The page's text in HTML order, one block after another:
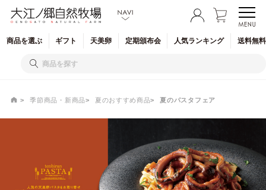
商品を選ぶ ギフト 天美卵 定期頒布会 人気ランキング 送料無
季節商品・新商品 夏のおすすめ商品 夏のパスタフェア
夏のパスタフェア